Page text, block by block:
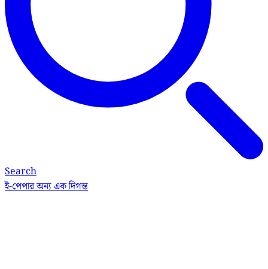
Search
ই-পেপারঅন্য এক দিগন্ত